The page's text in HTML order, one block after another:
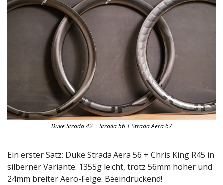
Duke Strada 42 + Strada 56 + Strada Aera 67
Ein erster Satz: Duke Strada Aera 56 + Chris King R45 in
silberner Variante. 1355g leicht, trotz 56mm hoher und
24mm breiter Aero-Felge. Beeindruckend!